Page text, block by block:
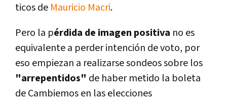
ticos de Mauricio Macri.
Pero la pérdida de imagen positiva no es
equivalente a perder intención de voto, por
eso empiezan a realizarse sondeos sobre los
"arrepentidos" de haber metido la boleta
de Cambiemos en las elecciones